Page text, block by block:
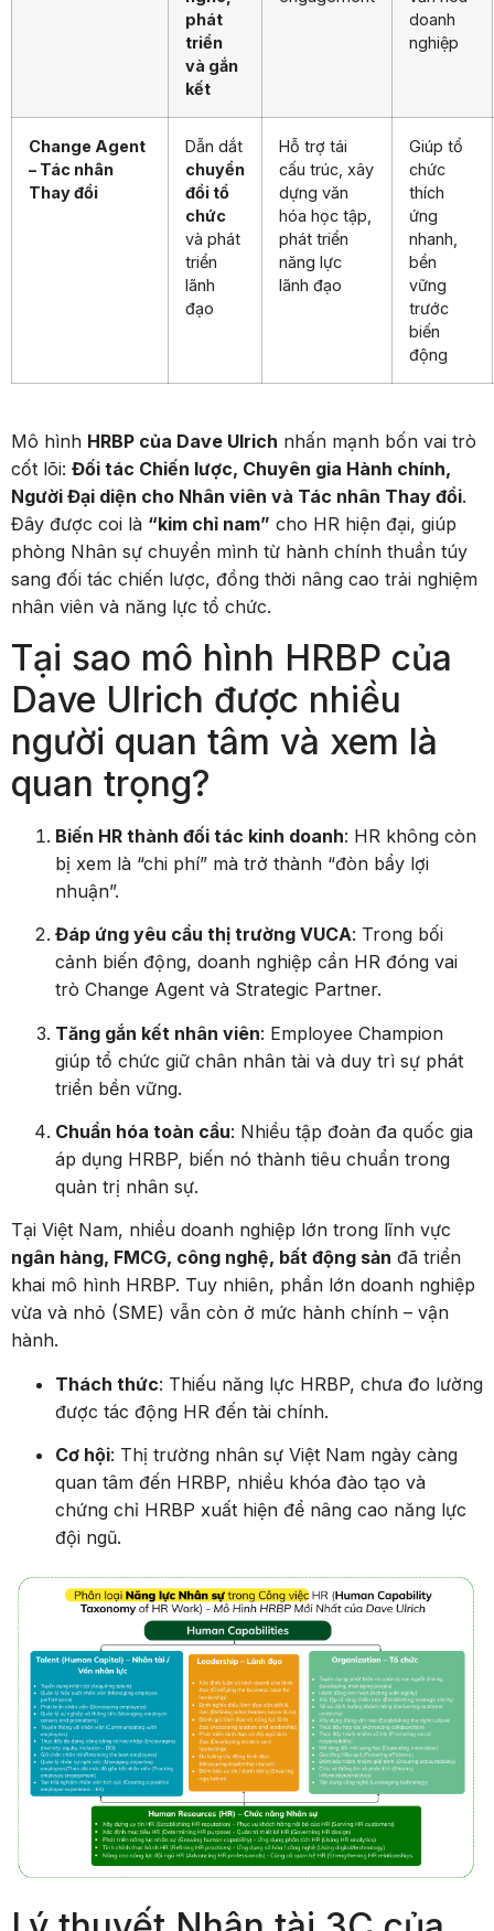
phát
triển
và gắn
kết
doanh
nghiệp
Change Agent
– Tác nhân
Thay đổi
Dẫn dắt
chuyển
đổi tổ
chức
và phát
triển
lãnh
đạo
Hỗ trợ tái
cấu trúc, xây
dựng văn
hóa học tập,
phát triển
năng lực
lãnh đạo
Giúp tổ
chức
thích
ứng
nhanh,
bền
vững
trước
biến
động
Mô hình HRBP của Dave Ulrich nhấn mạnh bốn vai trò
cốt lõi: Đối tác Chiến lược, Chuyên gia Hành chính,
Người Đại diện cho Nhân viên và Tác nhân Thay đổi.
Đây được coi là “kim chỉ nam” cho HR hiện đại, giúp
phòng Nhân sự chuyển mình từ hành chính thuần túy
sang đối tác chiến lược, đồng thời nâng cao trải nghiệm
nhân viên và năng lực tổ chức.
Tại sao mô hình HRBP của
Dave Ulrich được nhiều
người quan tâm và xem là
quan trọng?
Biến HR thành đối tác kinh doanh: HR không còn
bị xem là “chi phí” mà trở thành “đòn bẩy lợi
nhuận”.
Đáp ứng yêu cầu thị trường VUCA: Trong bối
cảnh biến động, doanh nghiệp cần HR đóng vai
trò Change Agent và Strategic Partner.
Tăng gắn kết nhân viên: Employee Champion
giúp tổ chức giữ chân nhân tài và duy trì sự phát
triển bền vững.
Chuẩn hóa toàn cầu: Nhiều tập đoàn đa quốc gia
áp dụng HRBP, biến nó thành tiêu chuẩn trong
quản trị nhân sự.
Tại Việt Nam, nhiều doanh nghiệp lớn trong lĩnh vực
ngân hàng, FMCG, công nghệ, bất động sản đã triển
khai mô hình HRBP. Tuy nhiên, phần lớn doanh nghiệp
vừa và nhỏ (SME) vẫn còn ở mức hành chính – vận
hành.
Thách thức: Thiếu năng lực HRBP, chưa đo lường
được tác động HR đến tài chính.
Cơ hội: Thị trường nhân sự Việt Nam ngày càng
quan tâm đến HRBP, nhiều khóa đào tạo và
chứng chỉ HRBP xuất hiện để nâng cao năng lực
đội ngũ.